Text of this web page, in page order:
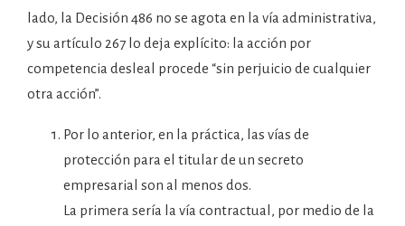
lado, la Decisión 486 no se agota en la vía administrativa,
y su artículo 267 lo deja explícito: la acción por
competencia desleal procede “sin perjuicio de cualquier
otra acción”.
Por lo anterior, en la práctica, las vías de
protección para el titular de un secreto
empresarial son al menos dos.
La primera sería la vía contractual, por medio de la